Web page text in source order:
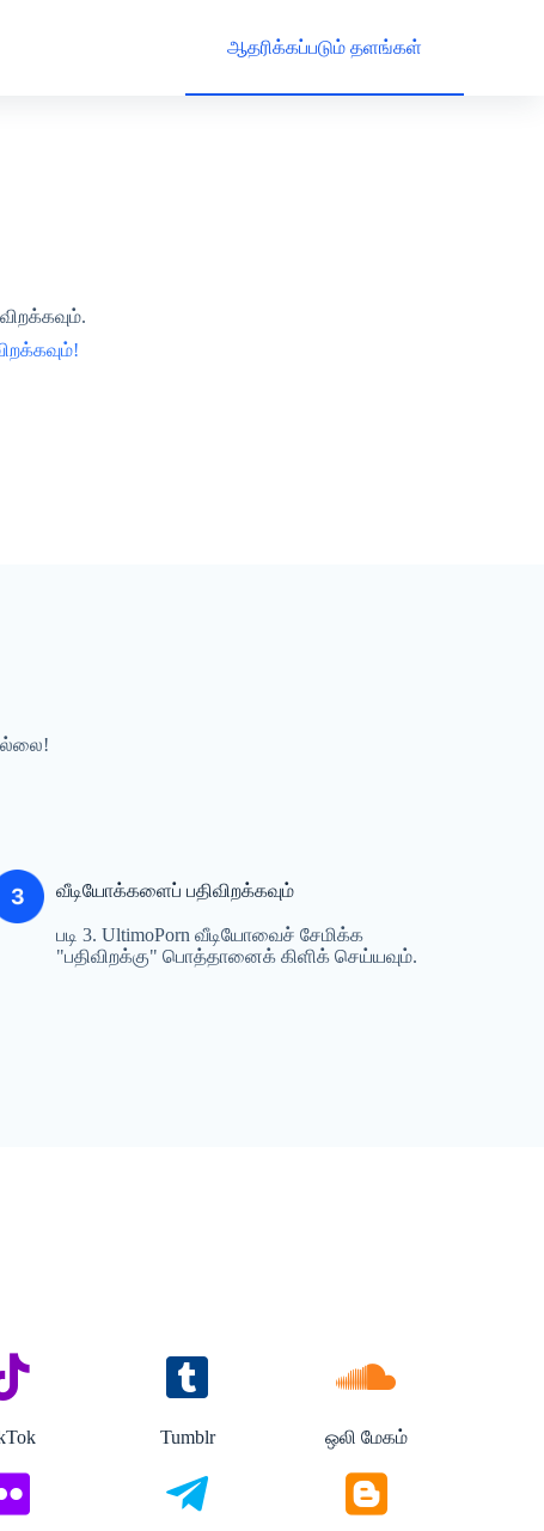
ஆதரிக்கப்படும் தளங்கள்
வீடியோக்களைப் பதிவிறக்கவும்
படி 3. UltimoPorn வீடியோவைச் சேமிக்க
"பதிவிறக்கு" பொத்தானைக் கிளிக் செய்யவும்.
Tumblr ஒலி மேகம்